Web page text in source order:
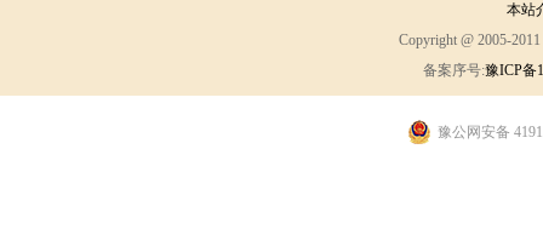
本站
Copyright @ 2005-
备案序号:豫ICP备
豫公网安备